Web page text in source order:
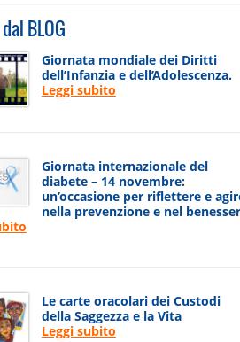
BLOG
Giornata mondiale dei Diritti
dell’Infanzia e dell’Adolescenza.
Leggi subito
Giornata internazionale del
diabete – 14 novembre:
un’occasione per riflettere e
nella prevenzione e nel
Le carte oracolari dei Custodi
della Saggezza e la Vita
Leggi subito